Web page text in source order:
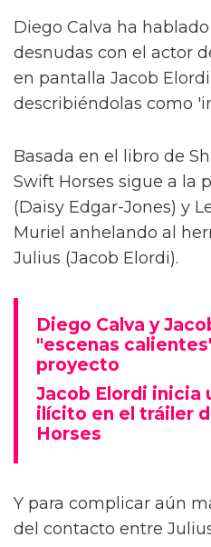
Diego Calva ha
desnudas con el actor
en pantalla Jacob
describiéndolas como
Basada en el libro de
Swift Horses sigue a la
(Daisy Edgar-Jones) y
Muriel anhelando al
Julius (Jacob Elordi).
Diego Calva y
"escenas
proyecto
Jacob Elordi inicia
ilícito en el tráiler
Horses
Y para complicar aún
del contacto entre